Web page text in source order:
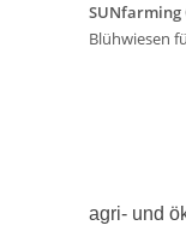
SUNfarming
Blühwiesen
agri- und